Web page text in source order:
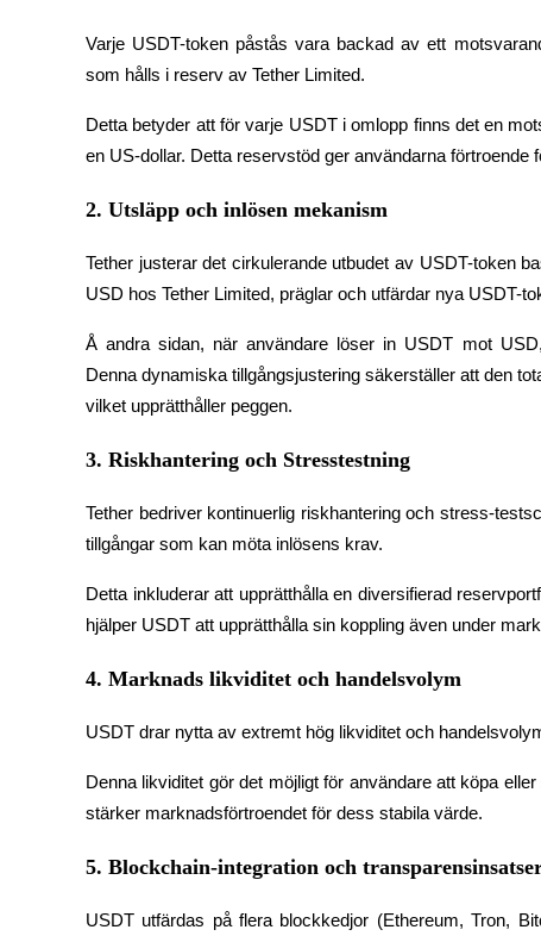
Big data-analys inklusive handelsinformation, etc.
Guide
Futures startguide
Handelsstrategier
Lär dig hur du håller dig lönsam
Varje USDT-token påstås vara backad av ett
som hålls i reserv av Tether Limited.
Detta betyder att för varje USDT i omlopp finns det en
en US-dollar. Detta reservstöd ger användarna förtroende
2. Utsläpp och inlösen mekanism
Tether justerar det cirkulerande utbudet av USDT-token
USD hos Tether Limited, präglar och utfärdar nya USDT-
Å andra sidan, när användare löser in USDT mot
Denna dynamiska tillgångsjustering säkerställer att den
vilket upprätthåller peggen.
3. Riskhantering och Stresstestning
Tether bedriver kontinuerlig riskhantering och stress-
tillgångar som kan möta inlösens krav.
Detta inkluderar att upprätthålla en diversifierad
hjälper USDT att upprätthålla sin koppling även under
4. Marknads likviditet och handelsvolym
USDT drar nytta av extremt hög likviditet och
Denna likviditet gör det möjligt för användare att köpa
stärker marknadsförtroendet för dess stabila värde.
5. Blockchain-integration och
USDT utfärdas på flera blockkedjor (Ethereum, Tron,